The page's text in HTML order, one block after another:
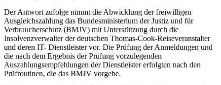
Der Antwort zufolge nimmt die Abwicklung der freiwilligen
Ausgleichszahlung das Bundesministerium der Justiz und für
Verbraucherschutz (BMJV) mit Unterstützung durch die
Insolvenzverwalter der deutschen Thomas-Cook-Reiseveranstalter
und deren IT- Dienstleister vor. Die Prüfung der Anmeldungen und
die nach dem Ergebnis der Prüfung vorzulegenden
Auszahlungsempfehlungen der Dienstleister erfolgten nach den
Prüfroutinen, die das BMJV vorgebe.